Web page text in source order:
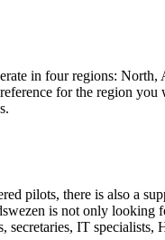
in four regions:
for the region
pilots, there is also a
is not only looking
secretaries, IT specialists,